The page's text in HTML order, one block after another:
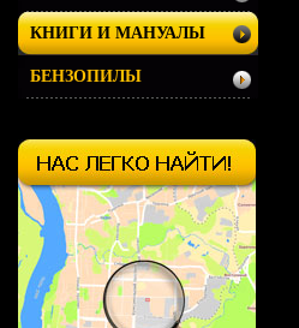
КНИГИ И МАНУАЛЫ
БЕНЗОПИЛЫ